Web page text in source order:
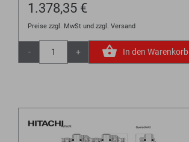
1.378,35 €
Preise zzgl. MwSt und zzgl. Versand
- + In den Warenkorb